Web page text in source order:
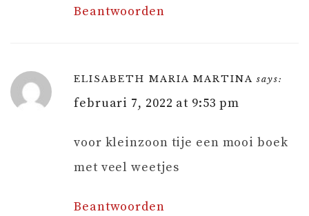
Beantwoorden
ELISABETH MARIA MARTINA says:
februari 7, 2022 at 9:53 pm
voor kleinzoon tije een mooi boek
met veel weetjes
Beantwoorden